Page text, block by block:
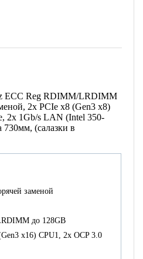
ECC Reg RDIMM/LRDIMM
2x PCIe x8 (Gen3 x8)
2x 1Gb/s LAN (Intel 350-
(салазки в
заменой
до 128GB
x16) CPU1, 2x OCP 3.0